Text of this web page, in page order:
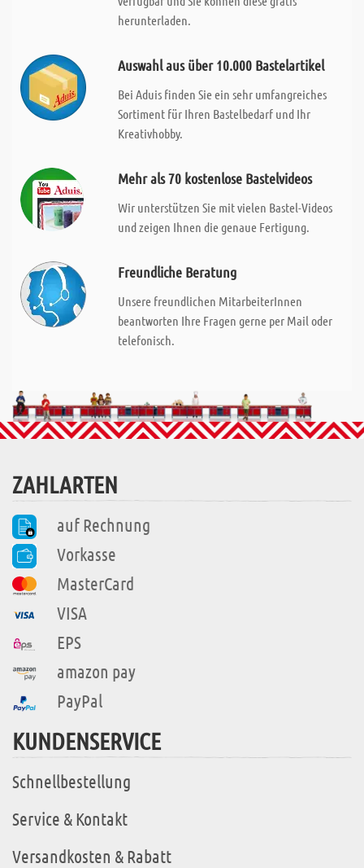
herunterladen.
Auswahl aus über 10.000 Bastelartikel
Bei Aduis finden Sie ein sehr umfangreiches
Sortiment für Ihren Bastelbedarf und Ihr
Kreativhobby.
Mehr als 70 kostenlose Bastelvideos
Wir unterstützen Sie mit vielen Bastel-Videos
und zeigen Ihnen die genaue Fertigung.
Freundliche Beratung
Unsere freundlichen MitarbeiterInnen
beantworten Ihre Fragen gerne per Mail oder
telefonisch.
ZAHLARTEN
auf Rechnung
Vorkasse
MasterCard
VISA
EPS
amazon pay
PayPal
KUNDENSERVICE
Schnellbestellung
Service & Kontakt
Versandkosten & Rabatt